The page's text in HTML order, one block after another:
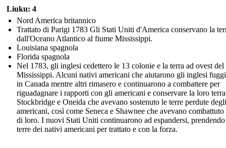
Liuku: 4
Nord America britannico
Trattato di Parigi 1783 Gli Stati Uniti d'America conservano la
dall'Oceano Atlantico al fiume Mississippi.
Louisiana spagnola
Florida spagnola
Nel 1783, gli inglesi cedettero le 13 colonie e la terra ad ovest
Mississippi. Alcuni nativi americani che aiutarono gli inglesi
in Canada mentre altri rimasero e continuarono a combattere per
riguadagnare i rapporti con gli americani e conservare la loro
Stockbridge e Oneida che avevano sostenuto le terre perdute degli
americani, così come Seneca e Shawnee che avevano
di loro. I nuovi Stati Uniti continuarono ad espandersi,
terre dei nativi americani per trattato e con la forza.